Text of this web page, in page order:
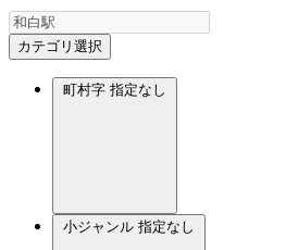
カテゴリ選択
町村字 指定なし
小ジャンル 指定なし